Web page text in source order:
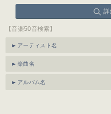
詳
【音楽50音検索】
アーティスト名
楽曲名
アルバム名